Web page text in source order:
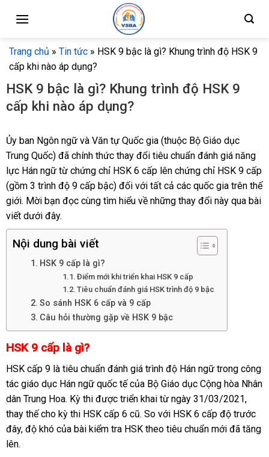
Trang chủ » Tin tức » HSK 9 bậc là gì? Khung trình độ HSK 9
cấp khi nào áp dụng?
HSK 9 bậc là gì? Khung trình độ HSK 9
cấp khi nào áp dụng?
Ủy ban Ngôn ngữ và Văn tự Quốc gia (thuộc Bộ Giáo dục
Trung Quốc) đã chính thức thay đổi tiêu chuẩn đánh giá năng
lực Hán ngữ từ chứng chỉ HSK 6 cấp lên chứng chỉ HSK 9 cấp
(gồm 3 trình độ 9 cấp bậc) đối với tất cả các quốc gia trên thế
giới. Mời bạn đọc cùng tìm hiểu về những thay đổi này qua bài
viết dưới đây.
Nội dung bài viết
HSK 9 cấp là gì?
Điểm mới khi triển khai HSK 9 cấp
Tiêu chuẩn đánh giá HSK trình độ 9 bậc
So sánh HSK 6 cấp và 9 cấp
Câu hỏi thường gặp về HSK 9 bậc
HSK 9 cấp là gì?
HSK cấp 9 là tiêu chuẩn đánh giá trình độ Hán ngữ trong công
tác giáo dục Hán ngữ quốc tế của Bộ Giáo dục Cộng hòa Nhân
dân Trung Hoa. Kỳ thi được triển khai từ ngày 31/03/2021,
thay thế cho kỳ thi HSK cấp 6 cũ. So với HSK 6 cấp độ trước
đây, độ khó của bài kiểm tra HSK theo tiêu chuẩn mới đã tăng
lên.